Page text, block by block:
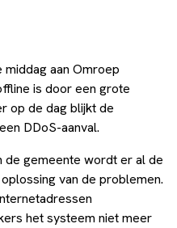
aan Omroep
is door een grote
op de dag blijkt de
DDoS-aanval.
gemeente wordt er al de
van de problemen.
het systeem niet meer